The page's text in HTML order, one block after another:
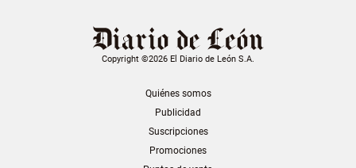
Copyright ©2026 El Diario de León S.A.
Quiénes somos
Publicidad
Suscripciones
Promociones